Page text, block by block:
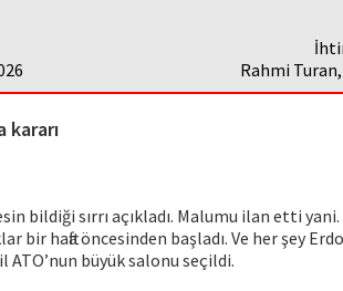
Rahmi
kararı
bildiği sırrı açıkladı. Malumu ilan etti
bir hafta öncesinden başladı. Ve her şey
ATO’nun büyük salonu seçildi.